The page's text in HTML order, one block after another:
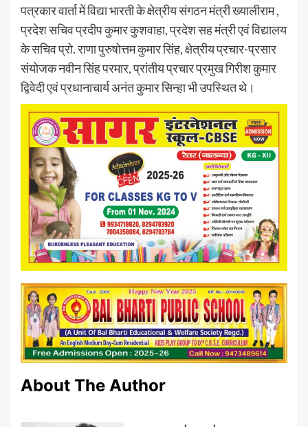
पत्रकार वार्ता में विद्या भारती के क्षेत्रीय संगठन मंत्री ख्यालीराम ,
प्रदेश सचिव प्रदीप कुमार कुशवाहा, प्रदेश सह मंत्री एवं विद्यालय
के सचिव प्रो. राणा पुरुषोत्तम कुमार सिंह, क्षेत्रीय प्रचार-प्रसार
संयोजक नवीन सिंह परमार, प्रांतीय प्रचार प्रमुख गिरीश कुमार
द्विवेदी एवं प्रधानाचार्य अनंत कुमार सिन्हा भी उपस्थित थे।
About The Author